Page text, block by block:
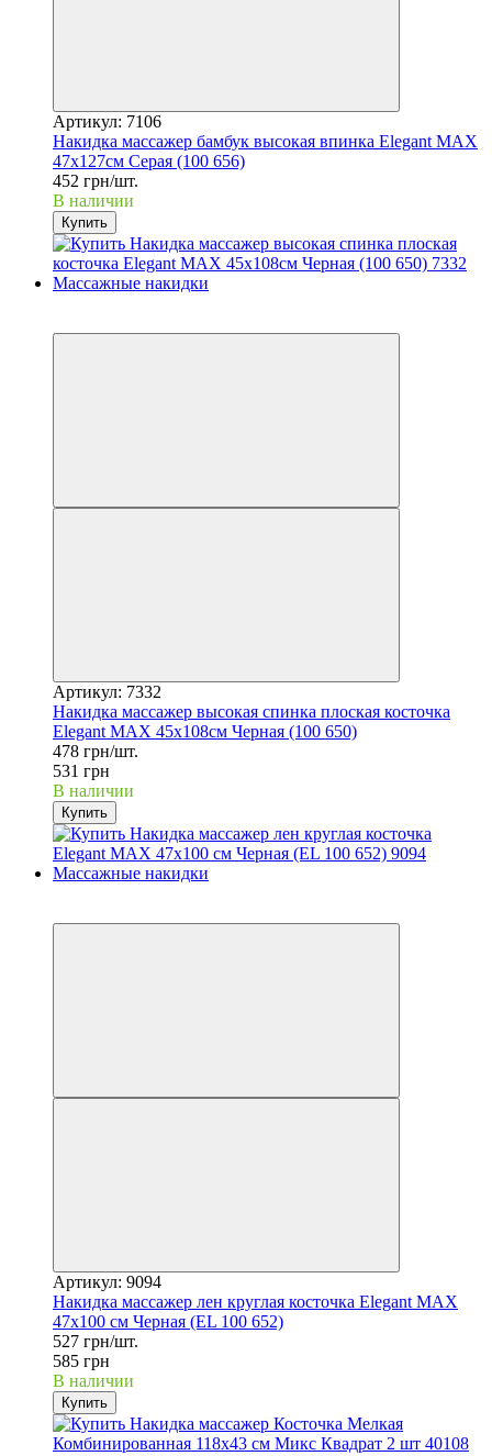
Артикул: 7106
Накидка массажер бамбук высокая впинка Elegant MAX
47x127см Серая (100 656)
452 грн/шт.
В наличии
Купить
Артикул: 7332
Накидка массажер высокая спинка плоская косточка
Elegant MAX 45x108см Черная (100 650)
478 грн/шт.
531 грн
В наличии
Купить
Артикул: 9094
Накидка массажер лен круглая косточка Elegant MAX
47x100 см Черная (EL 100 652)
527 грн/шт.
585 грн
В наличии
Купить